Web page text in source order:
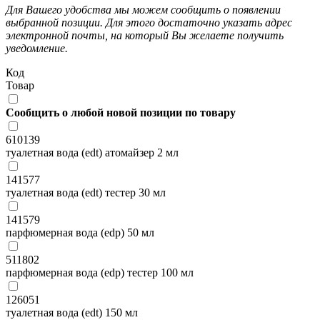
Для Вашего удобства мы можем сообщить о появлении
выбранной позиции. Для этого достаточно указать адрес
электронной почты, на который Вы желаете получить
уведомление.
Код
Товар
Сообщить о любой новой позиции по товару
610139
туалетная вода (edt) атомайзер 2 мл
141577
туалетная вода (edt) тестер 30 мл
141579
парфюмерная вода (edp) 50 мл
511802
парфюмерная вода (edp) тестер 100 мл
126051
туалетная вода (edt) 150 мл